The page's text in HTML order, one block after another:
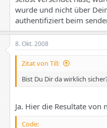
wurde und nicht über
authentifiziert beim
8. Okt. 2008
Zitat von Till:
Bist Du Dir da wirklich
Ja. Hier die Resultate
Code: